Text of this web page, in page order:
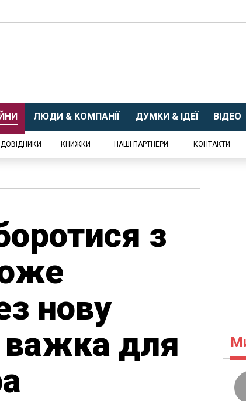
ЛЮДИ & КОМПАНІЇ ДУМКИ & ІДЕЇ ВІДЕО
ДОВІДНИКИ КНИЖКИ НАШІ ПАРТНЕРИ КОНТАКТИ
з
нову
важка для